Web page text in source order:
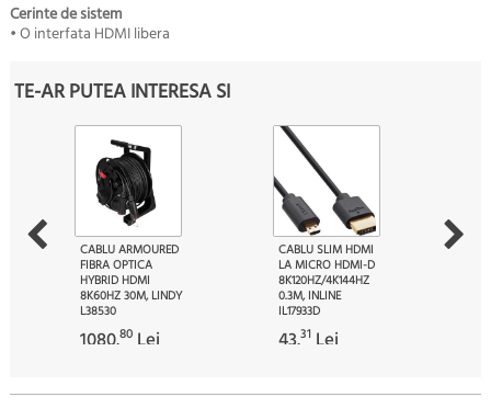
Cerinte de sistem
• O interfata HDMI libera
TE-AR PUTEA INTERESA SI
CABLU ARMOURED
FIBRA OPTICA
HYBRID HDMI
8K60HZ 30M, LINDY
L38530
1080.80 Lei
CABLU SLIM HDMI
LA MICRO HDMI-D
8K120HZ/4K144HZ
0.3M, INLINE
IL17933D
43.31 Lei